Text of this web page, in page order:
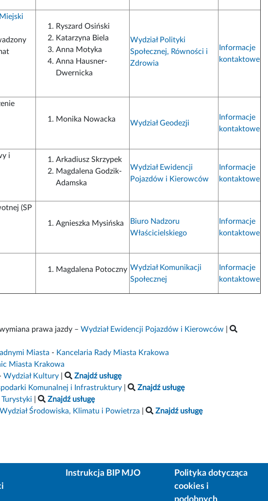
Ryszard Osiński
Katarzyna Biela
Anna Motyka
Anna Hausner-
Dwernicka
Wydział Polityki
Społecznej, Równości i
Zdrowia
Informacje
kontaktowe
Monika Nowacka Wydział Geodezji
Informacje
kontaktowe
i
Arkadiusz Skrzypek
Magdalena Godzik-
Adamska
Wydział Ewidencji
Pojazdów i Kierowców
Informacje
kontaktowe
(SP
Agnieszka Mysińska
Biuro Nadzoru
Właścicielskiego
Informacje
kontaktowe
Magdalena Potoczny Wydział Komunikacji
Społecznej
Informacje
kontaktowe
prawa jazdy – Wydział Ewidencji Pojazdów i Kierowców
Miasta - Kancelaria Rady Miasta Krakowa
Miasta Krakowa
Wydział Kultury
Znajdź usługę
Komunalnej i Infrastruktury
Znajdź usługę
Turystyki
Znajdź usługę
Wydział Środowiska, Klimatu i Powietrza Znajdź usługę
Instrukcja BIP MJO
Polityka dotycząca
cookies i